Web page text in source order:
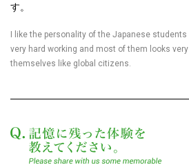
す。
I like the personality of the Japanese
very hard working and most of them looks
themselves like global citizens.